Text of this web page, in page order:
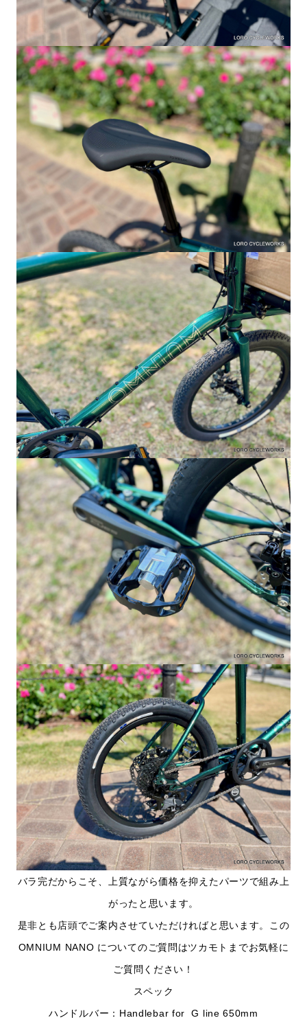
バラ完だからこそ、上質ながら価格を抑えたパーツで組み上
がったと思います。
是非とも店頭でご案内させていただければと思います。この
OMNIUM NANO についてのご質問はツカモトまでお気軽に
ご質問ください！
スペック
ハンドルバー：Handlebar for G line 650mm